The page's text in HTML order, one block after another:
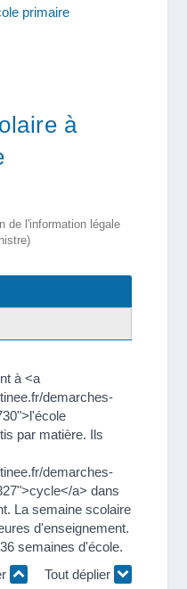
primaire
à
de l'information légale
à <a
demarches-
par matière. Ils
demarches-
a> dans
La semaine scolaire
d'enseignement.
semaines d'école.
Tout déplier